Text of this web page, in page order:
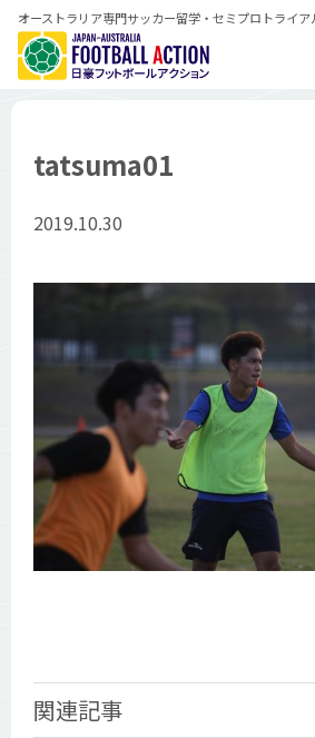
オーストラリア専門サッカー留学・セミプロトライア
tatsuma01
2019.10.30
関連記事